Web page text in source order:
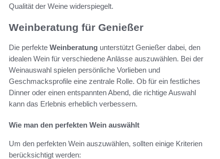
Qualität der Weine widerspiegelt.
Weinberatung für Genießer
Die perfekte Weinberatung unterstützt Genießer dabei, den
idealen Wein für verschiedene Anlässe auszuwählen. Bei der
Weinauswahl spielen persönliche Vorlieben und
Geschmacksprofile eine zentrale Rolle. Ob für ein festliches
Dinner oder einen entspannten Abend, die richtige Auswahl
kann das Erlebnis erheblich verbessern.
Wie man den perfekten Wein auswählt
Um den perfekten Wein auszuwählen, sollten einige Kriterien
berücksichtigt werden: